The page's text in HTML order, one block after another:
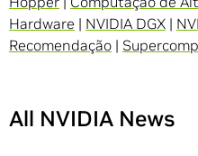
Hardware | NVIDIA DGX |
Recomendação |
All NVIDIA News